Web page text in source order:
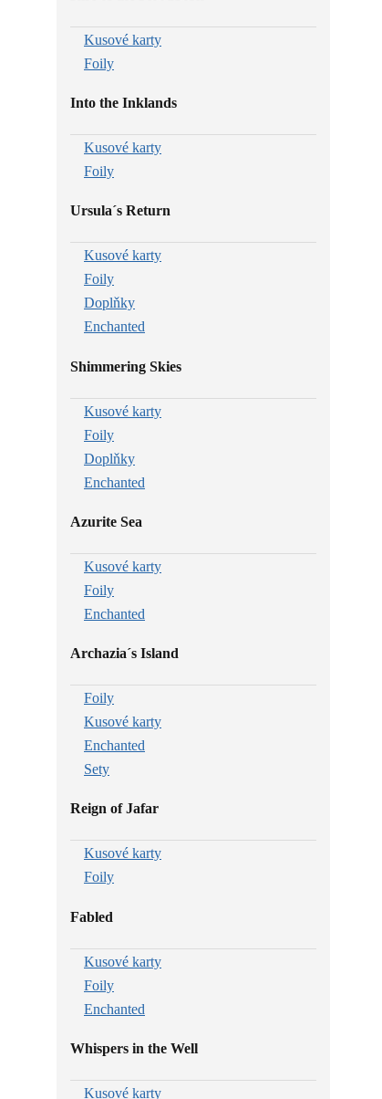
Kusové karty
Foily
Into the Inklands
Kusové karty
Foily
Ursula´s Return
Kusové karty
Foily
Doplňky
Enchanted
Shimmering Skies
Kusové karty
Foily
Doplňky
Enchanted
Azurite Sea
Kusové karty
Foily
Enchanted
Archazia´s Island
Foily
Kusové karty
Enchanted
Sety
Reign of Jafar
Kusové karty
Foily
Fabled
Kusové karty
Foily
Enchanted
Whispers in the Well
Kusové karty